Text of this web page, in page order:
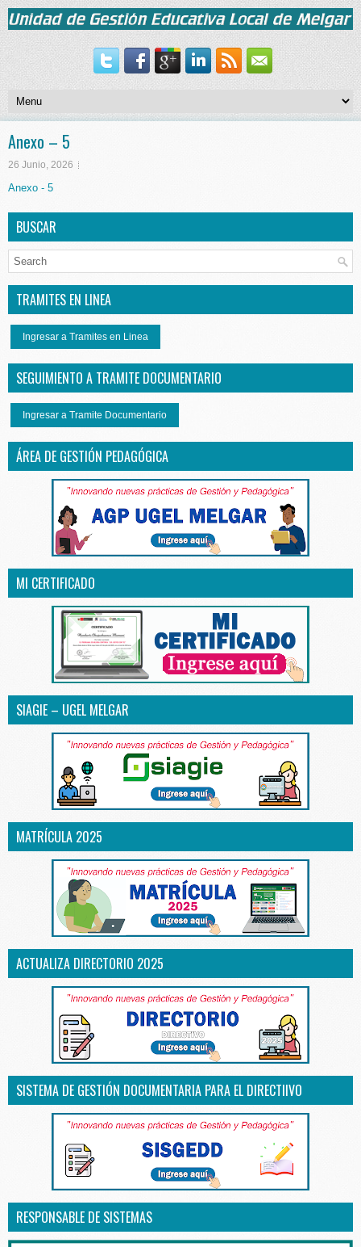
Anexo – 5
26 Junio, 2026
Anexo - 5
BUSCAR
TRAMITES EN LINEA
Ingresar a Tramites en Linea
SEGUIMIENTO A TRAMITE DOCUMENTARIO
Ingresar a Tramite Documentario
ÁREA DE GESTIÓN PEDAGÓGICA
MI CERTIFICADO
SIAGIE – UGEL MELGAR
MATRÍCULA 2025
ACTUALIZA DIRECTORIO 2025
SISTEMA DE GESTIÓN DOCUMENTARIA PARA EL DIRECTIIVO
RESPONSABLE DE SISTEMAS